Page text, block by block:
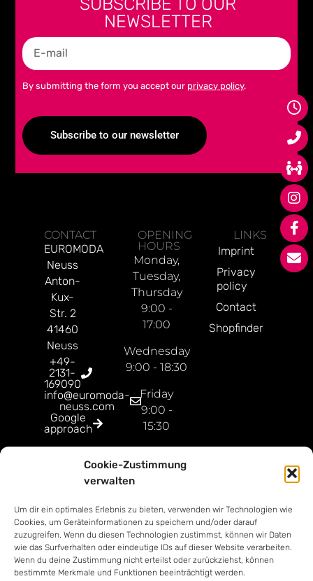
Cookie-Zustimmung
verwalten
Um dir ein optimales Erlebnis zu bieten, verwenden wir Technologien wie
Cookies, um Geräteinformationen zu speichern und/oder darauf
zuzugreifen. Wenn du diesen Technologien zustimmst, können wir Daten
wie das Surfverhalten oder eindeutige IDs auf dieser Website verarbeiten.
Wenn du deine Zustimmung nicht erteilst oder zurückziehst, können
bestimmte Merkmale und Funktionen beeinträchtigt werden.
NEWSLETTER
By submitting the form you accept our privacy policy.
Subscribe to our newsletter
CONTACT
EUROMODA
Neuss
Anton-
Kux-
Str. 2
41460
Neuss
+49-
2131-
169090
info@euromoda-
neuss.com
Google
approach
OPENING
HOURS
Monday,
Tuesday,
Thursday
9:00 -
17:00
Wednesday
9:00 - 18:30
Friday
9:00 -
15:30
Sunday
LINKS
Imprint
Privacy
policy
Contact
Shopfinder